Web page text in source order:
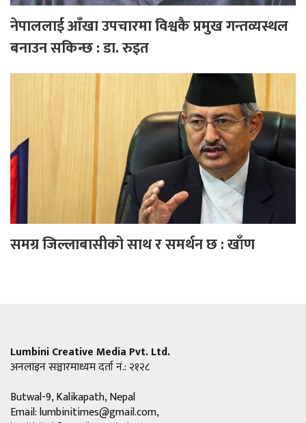
नेपाललाई आँखा उपचारमा विश्वकै प्रमुख गन्तव्यस्थल
बनाउन सकिन्छ : डा. रुइत
समग्र जिल्लाबासीको साथ र समर्थन छ : खाँण
Lumbini Creative Media Pvt. Ltd.
अनलाइन सञ्चारमाध्यम दर्ता नं.: २१२८
Butwal-9, Kalikapath, Nepal
Email:lumbinitimes@gmail.com,